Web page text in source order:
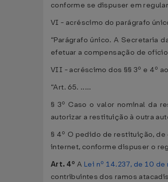
conforme se dispuser em
VI - acréscimo do parágrafo
“Parágrafo único. A Secretaria
efetuar a compensação de
VII - acréscimo dos §§ 3º e 4º
“Art. 65. .....
§ 3º Caso o valor nominal da
autorizar a restituição à outra
§ 4º O pedido de restituição,
internet, conforme dispuser o
Art. 4º A Lei nº 14.237, de 10
contribuintes dos ramos